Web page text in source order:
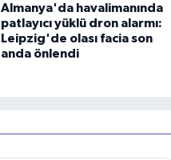
Almanya'da havalimanında
patlayıcı yüklü dron alarmı:
Leipzig'de olası facia son
anda önlendi